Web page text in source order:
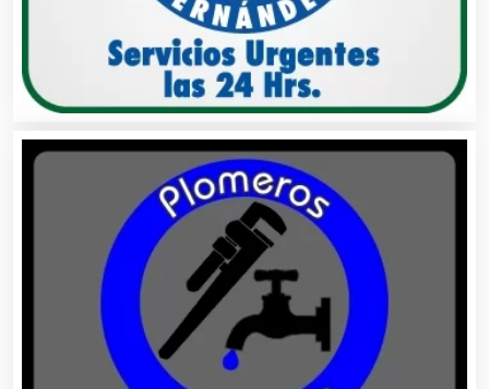
Aparatos y Equipos Eléctricos
Arquitectos
Artes Gráficas
Artesanías